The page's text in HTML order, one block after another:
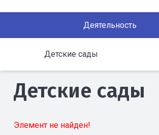
Деятельность
Детские сады
Детские сады
Элемент не найден!